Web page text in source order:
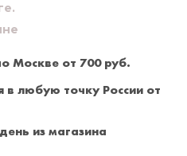
Москве от 700 руб.
в любую точку России от
из магазина